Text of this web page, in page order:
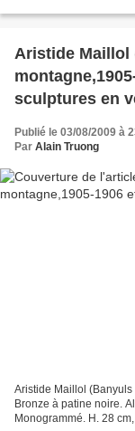
Aristide Maillol (Banyuls 1861 - Id., 1944) La
sculptures en
Publié le 03/08/2009 à
Par Alain Truong
Aristide Maillol (Banyuls
Bronze à patine noire.
Monogrammé. H. 28